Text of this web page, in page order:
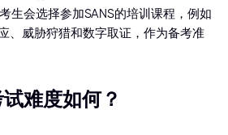
生会选择参加SANS的培训课程，例如
、威胁狩猎和数字取证，作为备考准
难度如何？